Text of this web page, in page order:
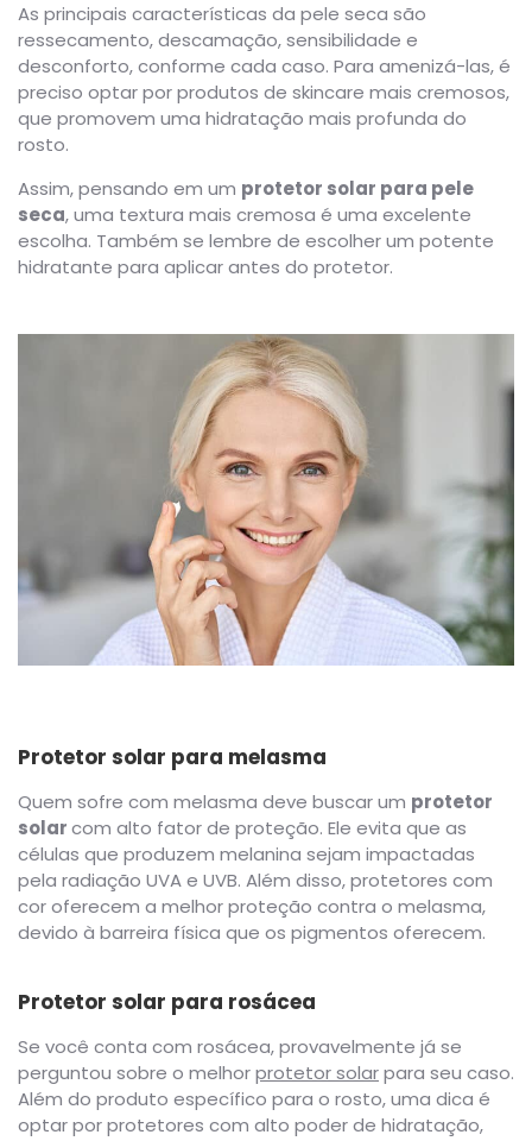
As principais características da pele seca são
ressecamento, descamação, sensibilidade e
desconforto, conforme cada caso. Para amenizá-las, é
preciso optar por produtos de skincare mais cremosos,
que promovem uma hidratação mais profunda do
rosto.
Assim, pensando em um protetor solar para pele
seca, uma textura mais cremosa é uma excelente
escolha. Também se lembre de escolher um potente
hidratante para aplicar antes do protetor.
Protetor solar para melasma
Quem sofre com melasma deve buscar um protetor
solarcom alto fator de proteção. Ele evita que as
células que produzem melanina sejam impactadas
pela radiação UVA e UVB. Além disso, protetores com
cor oferecem a melhor proteção contra o melasma,
devido à barreira física que os pigmentos oferecem.
Protetor solar para rosácea
Se você conta com rosácea, provavelmente já se
perguntou sobre o melhorprotetor solarpara seu caso.
Além do produto específico para o rosto, uma dica é
optar por protetores com alto poder de hidratação,